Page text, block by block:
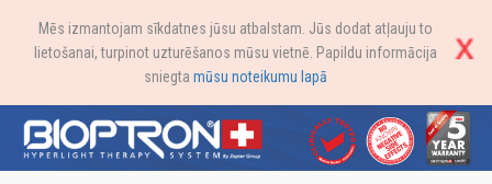
Mēs izmantojam sīkdatnes jūsu atbalstam. Jūs dodat atļauju to
lietošanai, turpinot uzturēšanos mūsu vietnē. Papildu informācija
sniegta mūsu noteikumu lapā